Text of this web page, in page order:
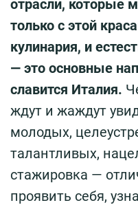
отрасли, которые
только с этой
кулинария, и
— это основные
славится Италия.
ждут и жаждут
молодых,
талантливых,
стажировка —
проявить себя,